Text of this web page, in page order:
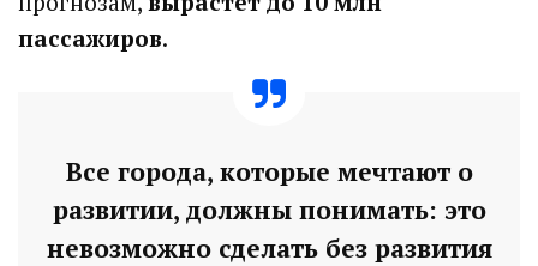
пассажиров.
Все города, которые мечтают о
развитии, должны понимать: это
невозможно сделать без развития